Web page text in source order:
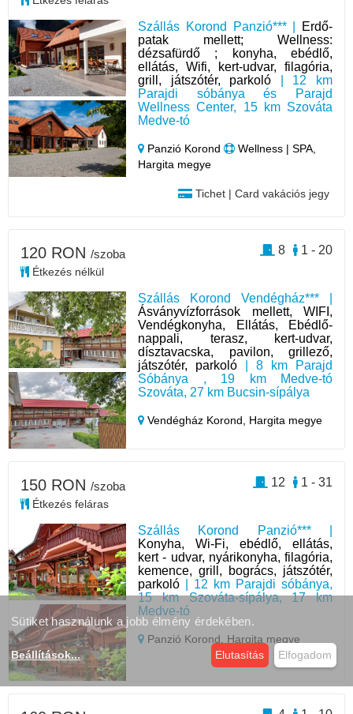
Szállás Korond Panzió*** |
Erdő-
patak mellett; Wellness:
dézsafürdő ; konyha, ebédlő,
ellátás, Wifi, kert-udvar, filagória,
grill, játszótér, parkoló | 12 km
Parajdi sóbánya és Parajd
Wellness Center, 15 km Szováta
Medve-tó
Panzió Korond
Wellness | SPA,
Hargita megye
Tichet | Card vakációs jegy
Szállás Korond Vendégház*** |
Ásványvízforrások mellett, WIFI,
Vendégkonyha, Ellátás, Ebédlő-
nappali, terasz, kert-udvar,
dísztavacska, pavilon, grillező,
játszótér, parkoló | 8 km Parajd
Sóbánya , 19 km Medve-tó
Szováta, 27 km Bucsin-sípálya
Vendégház Korond, Hargita megye
120 RON /szoba
Étkezés nélkül
1 - 20
8
Szállás Korond Panzió*** |
Konyha, Wi-Fi, ebédlő, ellátás,
kert - udvar, nyárikonyha, filagória,
kemence, grill, bogrács, játszótér,
parkoló | 12 km Parajdi sóbánya,
15 km Szováta-sípálya, 17 km
Medve-tó
Panzió Korond, Hargita megye
150 RON /szoba
Étkezés feláras
1 - 31
12
Sütiket használunk a jobb élmény érdekében.
Beállítások... Elutasítás Elfogadom